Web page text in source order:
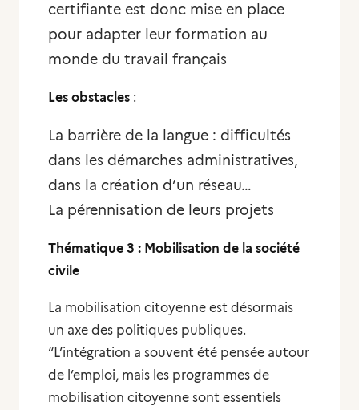
certifiante est donc mise en place
pour adapter leur formation au
monde du travail français
Les obstacles :
La barrière de la langue : difficultés
dans les démarches administratives,
dans la création d’un réseau…
La pérennisation de leurs projets
Thématique 3 : Mobilisation de la société
civile
La mobilisation citoyenne est désormais
un axe des politiques publiques.
“L’intégration a souvent été pensée autour
de l’emploi, mais les programmes de
mobilisation citoyenne sont essentiels